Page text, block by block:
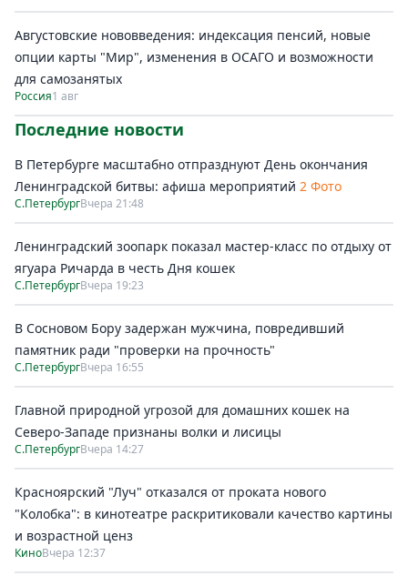
Августовские нововведения: индексация пенсий, новые
опции карты "Мир", изменения в ОСАГО и возможности
для самозанятых
Россия1 авг
Последние новости
В Петербурге масштабно отпразднуют День окончания
Ленинградской битвы: афиша мероприятий 2 Фото
С.ПетербургВчера 21:48
Ленинградский зоопарк показал мастер-класс по отдыху от
ягуара Ричарда в честь Дня кошек
С.ПетербургВчера 19:23
В Сосновом Бору задержан мужчина, повредивший
памятник ради "проверки на прочность"
С.ПетербургВчера 16:55
Главной природной угрозой для домашних кошек на
Северо-Западе признаны волки и лисицы
С.ПетербургВчера 14:27
Красноярский "Луч" отказался от проката нового
"Колобка": в кинотеатре раскритиковали качество картины
и возрастной ценз
КиноВчера 12:37